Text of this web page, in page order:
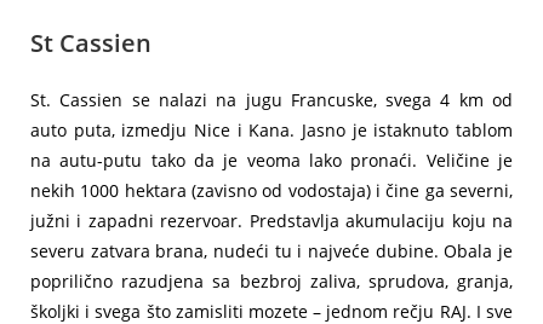
St Cassien
St. Cassien se nalazi na jugu Francuske, svega 4 km od
auto puta, izmedju Nice i Kana. Jasno je istaknuto tablom
na autu-putu tako da je veoma lako pronaći. Veličine je
nekih 1000 hektara (zavisno od vodostaja) i čine ga severni,
južni i zapadni rezervoar. Predstavlja akumulaciju koju na
severu zatvara brana, nudeći tu i najveće dubine. Obala je
poprilično razudjena sa bezbroj zaliva, sprudova, granja,
školjki i svega što zamisliti mozete – jednom rečju RAJ. I sve